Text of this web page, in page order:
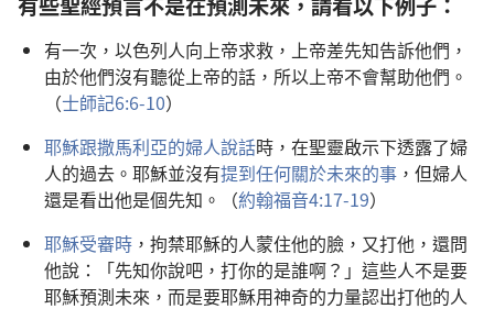
有一次，以色列人向上帝求救，上帝差先知告訴他們，
由於他們沒有聽從上帝的話，所以上帝不會幫助他們。
（士師記6:6-10）
耶穌跟撒馬利亞的婦人說話時，在聖靈啟示下透露了婦
人的過去。耶穌並沒有提到任何關於未來的事 ，但婦人
還是看出他是個先知。（約翰福音4:17-19）
耶穌受審時 ，拘禁耶穌的人蒙住他的臉，又打他，還問
他說：「先知你說吧，打你的是誰啊？」這些人不是要
耶穌預測未來，而是要耶穌用神奇的力量認出打他的人